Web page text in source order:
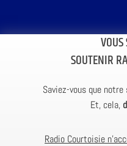
SOUTENIR
Saviez-vous que
Et, cela,
Radio Courtoisie